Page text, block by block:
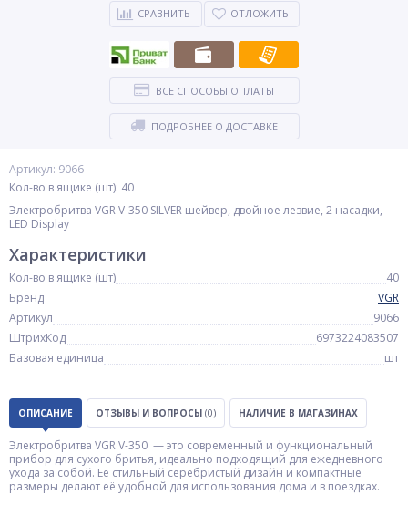
Артикул: 9066
Кол-во в ящике (шт): 40
Электробритва VGR V-350 SILVER шейвер, двойное лезвие, 2 насадки,
LED Display
СРАВНИТЬ ОТЛОЖИТЬ
ВСЕ СПОСОБЫ ОПЛАТЫ
ПОДРОБНЕЕ О ДОСТАВКЕ
Характеристики
Кол-во в ящике (шт)
40
Бренд
VGR
Артикул
9066
ШтрихКод
6973224083507
Базовая единица
шт
ОПИСАНИЕ ОТЗЫВЫ И ВОПРОСЫ (0) НАЛИЧИЕ В МАГАЗИНАХ
Электробритва VGR V-350 — это современный и функциональный
прибор для сухого бритья, идеально подходящий для ежедневного
ухода за собой. Её стильный серебристый дизайн и компактные
размеры делают её удобной для использования дома и в поездках.